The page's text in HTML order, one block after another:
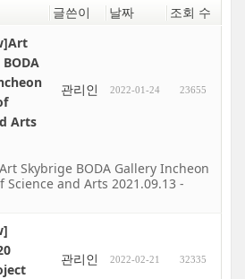
글쓴이 날짜 조회 수
Arts
관리인 2022-01-24 23655
Skybrige BODA Gallery Incheon
Science and Arts 2021.09.13 -
관리인 2022-02-21 32335